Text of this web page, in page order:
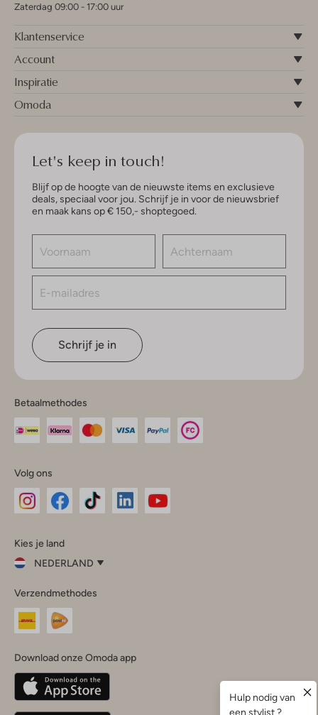
Zaterdag 09:00 - 17:00 uur
Klantenservice
Account
Inspiratie
Omoda
Let's keep in touch!
Blijf op de hoogte van de nieuwste items en exclusieve
deals, speciaal voor jou. Schrijf je in voor de nieuwsbrief
en maak kans op € 150,- shoptegoed.
Schrijf je in
Betaalmethodes
Volg ons
InstagramFacebook
Kies je land
NEDERLAND
je
land
Nederland
Belgique(Français)
Deutschland
Verzendmethodes
Download onze Omoda app